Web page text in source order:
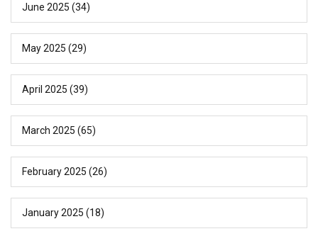
June 2025 (34)
May 2025 (29)
April 2025 (39)
March 2025 (65)
February 2025 (26)
January 2025 (18)